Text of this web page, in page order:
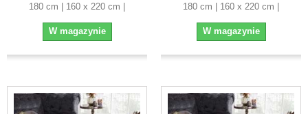
180 cm | 160 x 220 cm |
W magazynie
180 cm | 160 x 220 cm |
W magazynie